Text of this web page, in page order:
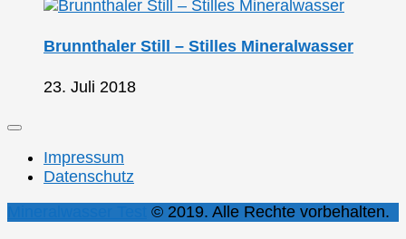
Brunnthaler Still – Stilles Mineralwasser
23. Juli 2018
Impressum
Datenschutz
© 2019. Alle Rechte vorbehalten.